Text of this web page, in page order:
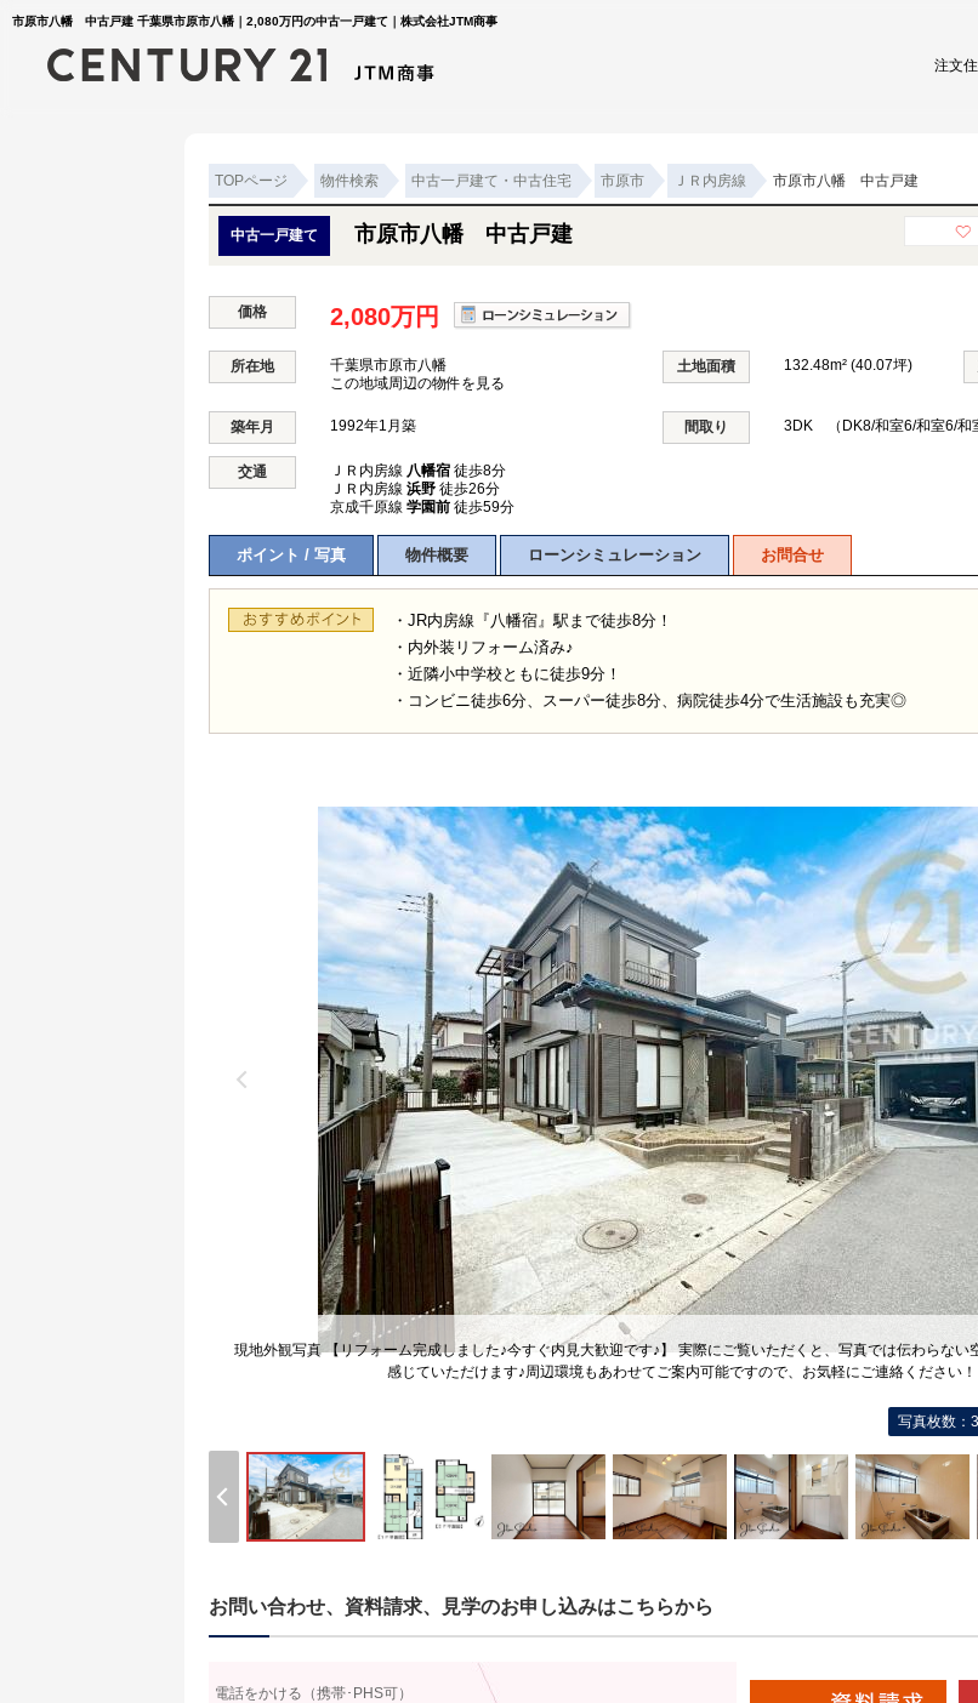
市原市八幡 中古戸建 千葉県市原市八幡｜2,080万円の中古一戸建て｜株式会社JTM商事
注文
TOPページ 物件検索 中古一戸建て・中古住宅 市原市 ＪＲ内房線 市原市八幡 中古戸建
中古一戸建て 市原市八幡 中古戸建
価格 2,080万円
所在地
千葉県市原市八幡
この地域周辺の物件を見る
土地面積 132.48m² (40.07坪)
築年月 1992年1月築 間取り 3DK （DK8/和室6/和室6/和
交通 ＪＲ内房線 八幡宿 徒歩8分
ＪＲ内房線 浜野 徒歩26分
京成千原線 学園前 徒歩59分
ポイント / 写真 物件概要 ローンシミュレーション お問合せ
・JR内房線『八幡宿』駅まで徒歩8分！
・内外装リフォーム済み♪
・近隣小中学校ともに徒歩9分！
・コンビニ徒歩6分、スーパー徒歩8分、病院徒歩4分で生活施設も充実◎
現地外観写真 【リフォーム完成しました♪今すぐ内見大歓迎です♪】 実際にご覧いただくと、写真では伝わらない
感じていただけます♪周辺環境もあわせてご案内可能ですので、お気軽にご連絡ください！
写真枚数：
お問い合わせ、資料請求、見学のお申し込みはこちらから
電話をかける（携帯･PHS可）